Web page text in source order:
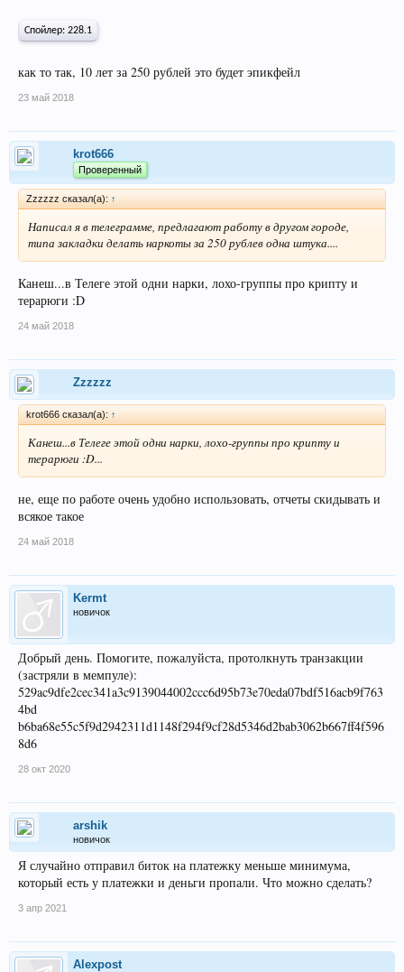
Спойлер: 228.1
как то так, 10 лет за 250 рублей это будет эпикфейл
23 май 2018
krot666
Проверенный
Zzzzzz сказал(а): ↑
Написал я в телеграмме, предлагают работу в другом городе,
типа закладки делать наркоты за 250 рублев одна штука....
Канеш...в Телеге этой одни нарки, лохо-группы про крипту и
терарюги :D
24 май 2018
Zzzzzz
krot666 сказал(а): ↑
Канеш...в Телеге этой одни нарки, лохо-группы про крипту и
терарюги :D...
не, еще по работе очень удобно использовать, отчеты скидывать и
всякое такое
24 май 2018
Kermt
новичок
Добрый день. Помогите, пожалуйста, протолкнуть транзакции
(застряли в мемпуле):
529ac9dfe2cec341a3c9139044002ccc6d95b73e70eda07bdf516acb9f763
4bd
b6ba68e55c5f9d2942311d1148f294f9cf28d5346d2bab3062b667ff4f596
8d6
28 окт 2020
arshik
новичок
Я случайно отправил биток на платежку меньше минимума,
который есть у платежки и деньги пропали. Что можно сделать?
3 апр 2021
Alexpost